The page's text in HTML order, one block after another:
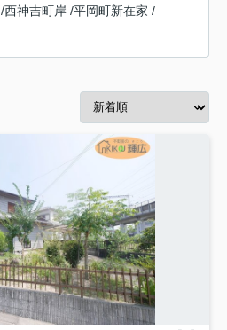
/西神吉町岸 /平岡町新在家 /